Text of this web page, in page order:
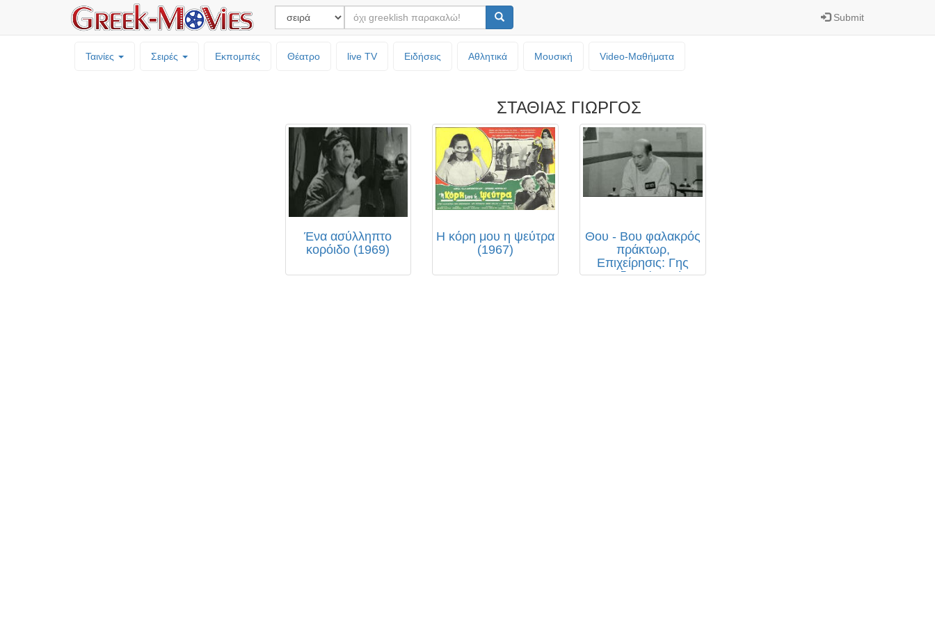
Submit
Ταινίες Σειρές Εκπομπές Θέατρο live TV Ειδήσεις Αθλητικά Μουσική Video-Mαθήματα
ΣΤΑΘΙΑΣ ΓΙΩΡΓΟΣ
Ένα ασύλληπτο
κορόιδο (1969)
Η κόρη μου η ψεύτρα
(1967)
Θου - Βου φαλακρός
πράκτωρ,
Επιχείρησις: Γης
Μαδιαμ (1969)